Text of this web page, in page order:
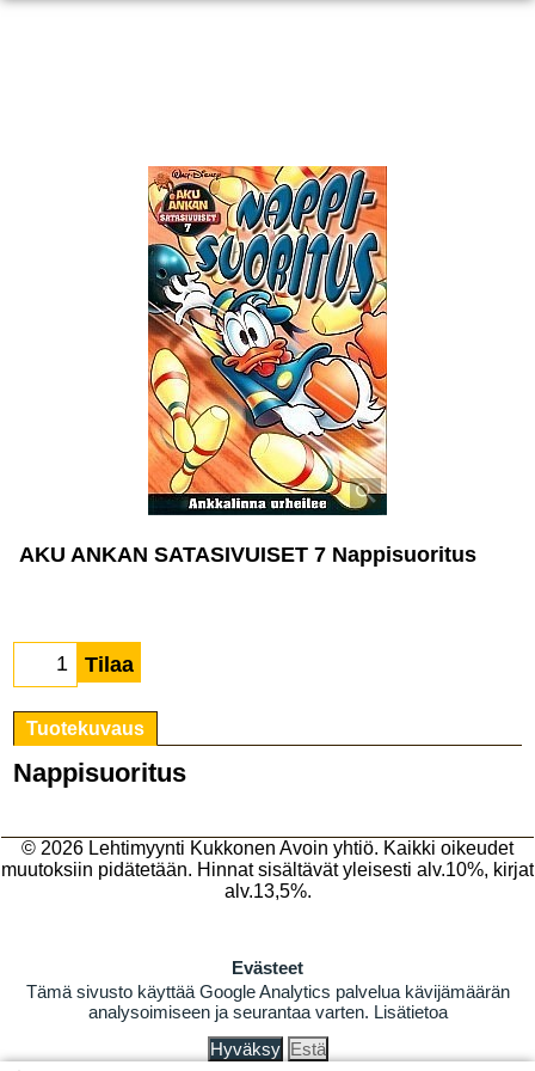
AKU ANKAN SATASIVUISET 7 Nappisuoritus
Tilaa
Tuotekuvaus
Nappisuoritus
© 2026 Lehtimyynti Kukkonen Avoin yhtiö. Kaikki oikeudet
muutoksiin pidätetään. Hinnat sisältävät yleisesti alv.10%, kirjat
alv.13,5%.
Evästeet
Tämä sivusto käyttää Google Analytics palvelua kävijämäärän
analysoimiseen ja seurantaa varten. Lisätietoa
Hyväksy Estä